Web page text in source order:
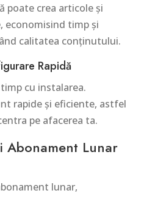
poate crea articole și
economisind timp și
calitatea conținutului.
Rapidă
cu instalarea.
rapide și eficiente, astfel
pe afacerea ta.
Abonament Lunar
lunar,